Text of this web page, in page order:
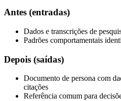
Antes (entradas)
Dados e transcrições de
Padrões comportamentais
Depois (saídas)
Documento de persona com
citações
Referência comum para